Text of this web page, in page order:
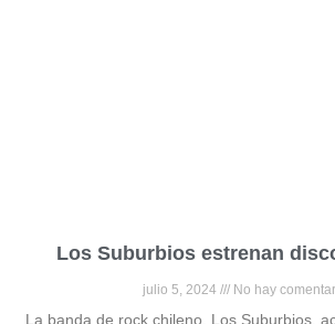
Los Suburbios estrenan
julio 5, 2024 No hay
La banda de rock chileno, Los Suburbios,